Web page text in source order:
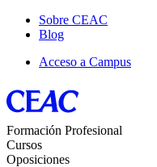
Sobre CEAC
Blog
Acceso a Campus
Formación Profesional
Cursos
Oposiciones